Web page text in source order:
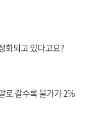
화되고 있다고요?
로 갈수록 물가가 2%